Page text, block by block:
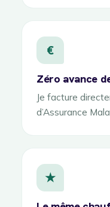
€
Zéro avance
Je facture
d’Assurance
★